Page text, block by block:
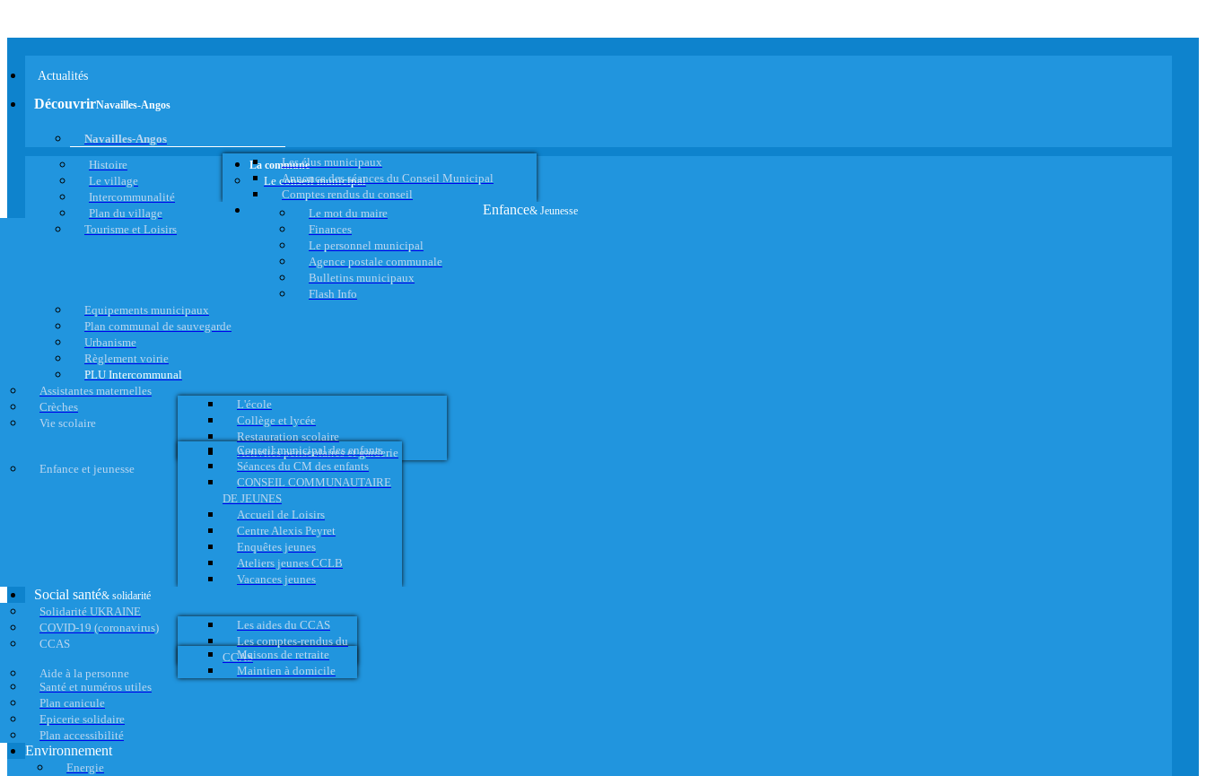
Actualités
DécouvrirNavailles-Angos
Navailles-Angos
Histoire
Le village
Intercommunalité
Plan du village
Tourisme et Loisirs
La commune
Le conseil municipal
Les élus municipaux
Annonce des séances du Conseil Municipal
Comptes rendus du conseil
Le mot du maire
Finances
Le personnel municipal
Agence postale communale
Bulletins municipaux
Flash Info
Equipements municipaux
Plan communal de sauvegarde
Urbanisme
Règlement voirie
PLU Intercommunal
Enfance& Jeunesse
Assistantes maternelles
Crèches
Vie scolaire
L'école
Collège et lycée
Restauration scolaire
Activités périscolaires et garderie
Enfance et jeunesse
Conseil municipal des enfants
Séances du CM des enfants
CONSEIL COMMUNAUTAIRE
DE JEUNES
Accueil de Loisirs
Centre Alexis Peyret
Enquêtes jeunes
Ateliers jeunes CCLB
Vacances jeunes
Social santé& solidarité
Solidarité UKRAINE
COVID-19 (coronavirus)
CCAS
Les aides du CCAS
Les comptes-rendus du
CCAS
Aide à la personne
Maisons de retraite
Maintien à domicile
Santé et numéros utiles
Plan canicule
Epicerie solidaire
Plan accessibilité
Environnement
Energie